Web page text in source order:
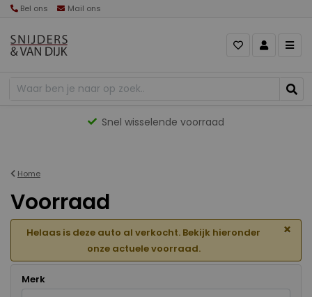
Bel ons Mail ons
Gevarieerd aanbod
Home
Voorraad
Helaas is deze auto al verkocht. Bekijk hieronder
onze actuele voorraad.
×
Merk